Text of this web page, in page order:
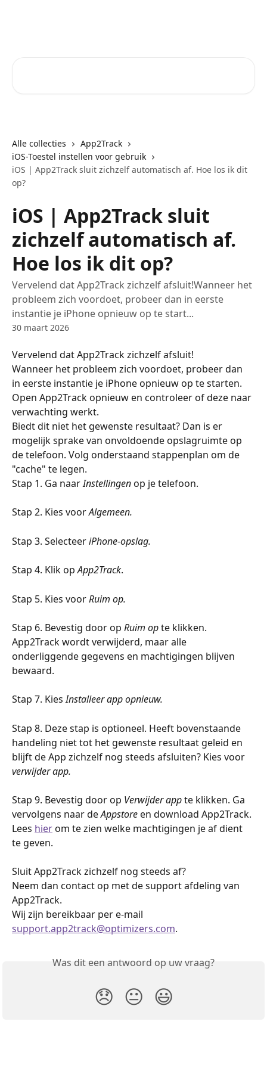
Alle collecties
App2Track
iOS-Toestel instellen voor gebruik
iOS | App2Track sluit zichzelf automatisch af. Hoe los ik dit
op?
iOS | App2Track sluit
zichzelf automatisch af.
Hoe los ik dit op?
Vervelend dat App2Track zichzelf afsluit!Wanneer het
probleem zich voordoet, probeer dan in eerste
instantie je iPhone opnieuw op te start...
30 maart 2026
Vervelend dat App2Track zichzelf afsluit!
Wanneer het probleem zich voordoet, probeer dan
in eerste instantie je iPhone opnieuw op te starten.
Open App2Track opnieuw en controleer of deze naar
verwachting werkt.
Biedt dit niet het gewenste resultaat? Dan is er
mogelijk sprake van onvoldoende opslagruimte op
de telefoon. Volg onderstaand stappenplan om de
"cache" te legen.
Stap 1. Ga naar Instellingen op je telefoon.
Stap 2. Kies voor Algemeen.
Stap 3. Selecteer iPhone-opslag.
Stap 4. Klik op App2Track.
Stap 5. Kies voor Ruim op.
Stap 6. Bevestig door op Ruim op te klikken.
App2Track wordt verwijderd, maar alle
onderliggende gegevens en machtigingen blijven
bewaard.
Stap 7. Kies Installeer app opnieuw.
Stap 8. Deze stap is optioneel. Heeft bovenstaande
handeling niet tot het gewenste resultaat geleid en
blijft de App zichzelf nog steeds afsluiten? Kies voor
verwijder app.
Stap 9. Bevestig door op Verwijder app te klikken. Ga
vervolgens naar de Appstore en download App2Track.
Lees hier om te zien welke machtigingen je af dient
te geven.
Sluit App2Track zichzelf nog steeds af?
Neem dan contact op met de support afdeling van
App2Track.
Wij zijn bereikbaar per e-mail
support.app2track@optimizers.com.
Was dit een antwoord op uw vraag?
😞 😐 😃